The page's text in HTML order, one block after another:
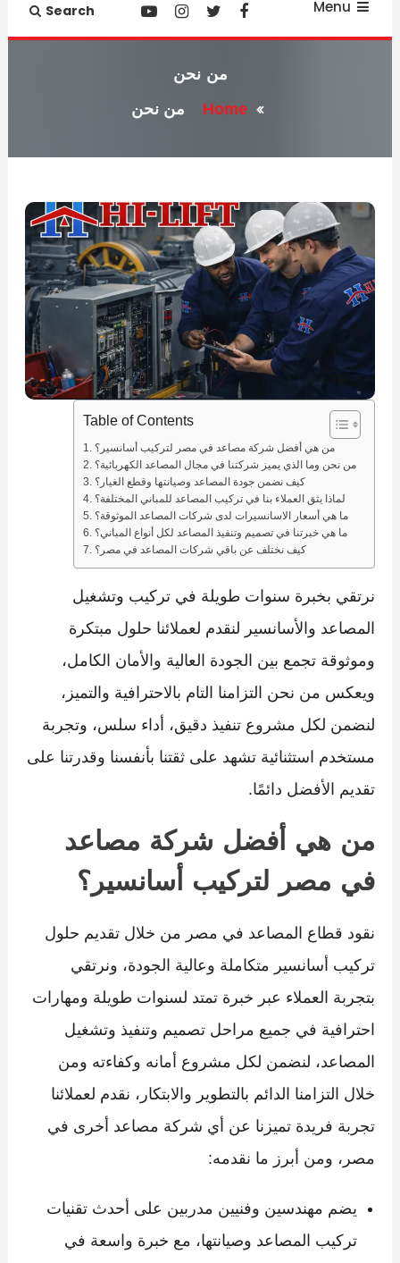
Menu
Search
من نحن
Home من نحن
Table of Contents
من هي أفضل شركة مصاعد في مصر لتركيب أسانسير؟
من نحن وما الذي يميز شركتنا في مجال المصاعد الكهربائية؟
كيف نضمن جودة المصاعد وصيانتها وقطع الغيار؟
لماذا يثق العملاء بنا في تركيب المصاعد للمباني المختلفة؟
ما هي أسعار الاسانسيرات لدى شركات المصاعد الموثوقة؟
ما هي خبرتنا في تصميم وتنفيذ المصاعد لكل أنواع المباني؟
كيف نختلف عن باقي شركات المصاعد في مصر؟
نرتقي بخبرة سنوات طويلة في تركيب وتشغيل
المصاعد والأسانسير لنقدم لعملائنا حلول مبتكرة
وموثوقة تجمع بين الجودة العالية والأمان الكامل،
ويعكس من نحن التزامنا التام بالاحترافية والتميز،
لنضمن لكل مشروع تنفيذ دقيق، أداء سلس، وتجربة
مستخدم استثنائية تشهد على ثقتنا بأنفسنا وقدرتنا على
تقديم الأفضل دائمًا.
من هي أفضل شركة مصاعد
في مصر لتركيب أسانسير؟
نقود قطاع المصاعد في مصر من خلال تقديم حلول
تركيب أسانسير متكاملة وعالية الجودة، ونرتقي
بتجربة العملاء عبر خبرة تمتد لسنوات طويلة ومهارات
احترافية في جميع مراحل تصميم وتنفيذ وتشغيل
المصاعد، لنضمن لكل مشروع أمانه وكفاءته ومن
خلال التزامنا الدائم بالتطوير والابتكار، نقدم لعملائنا
تجربة فريدة تميزنا عن أي شركة مصاعد أخرى في
مصر، ومن أبرز ما نقدمه:
يضم مهندسين وفنيين مدربين على أحدث تقنيات
تركيب المصاعد وصيانتها، مع خبرة واسعة في